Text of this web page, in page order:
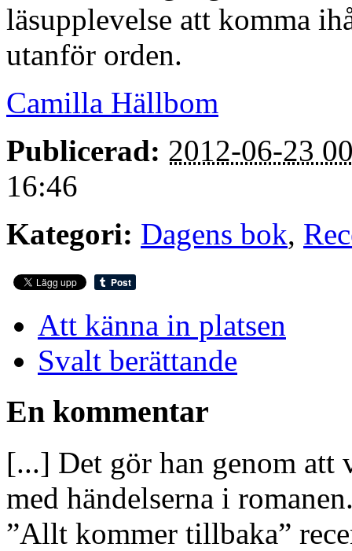
läsupplevelse att komma
utanför orden.
Camilla Hällbom
Publicerad: 2012-06-23
16:46
Kategori: Dagens bok,
Att känna in platsen
Svalt berättande
En kommentar
[...] Det gör han genom att
med händelserna i
”Allt kommer tillbaka”